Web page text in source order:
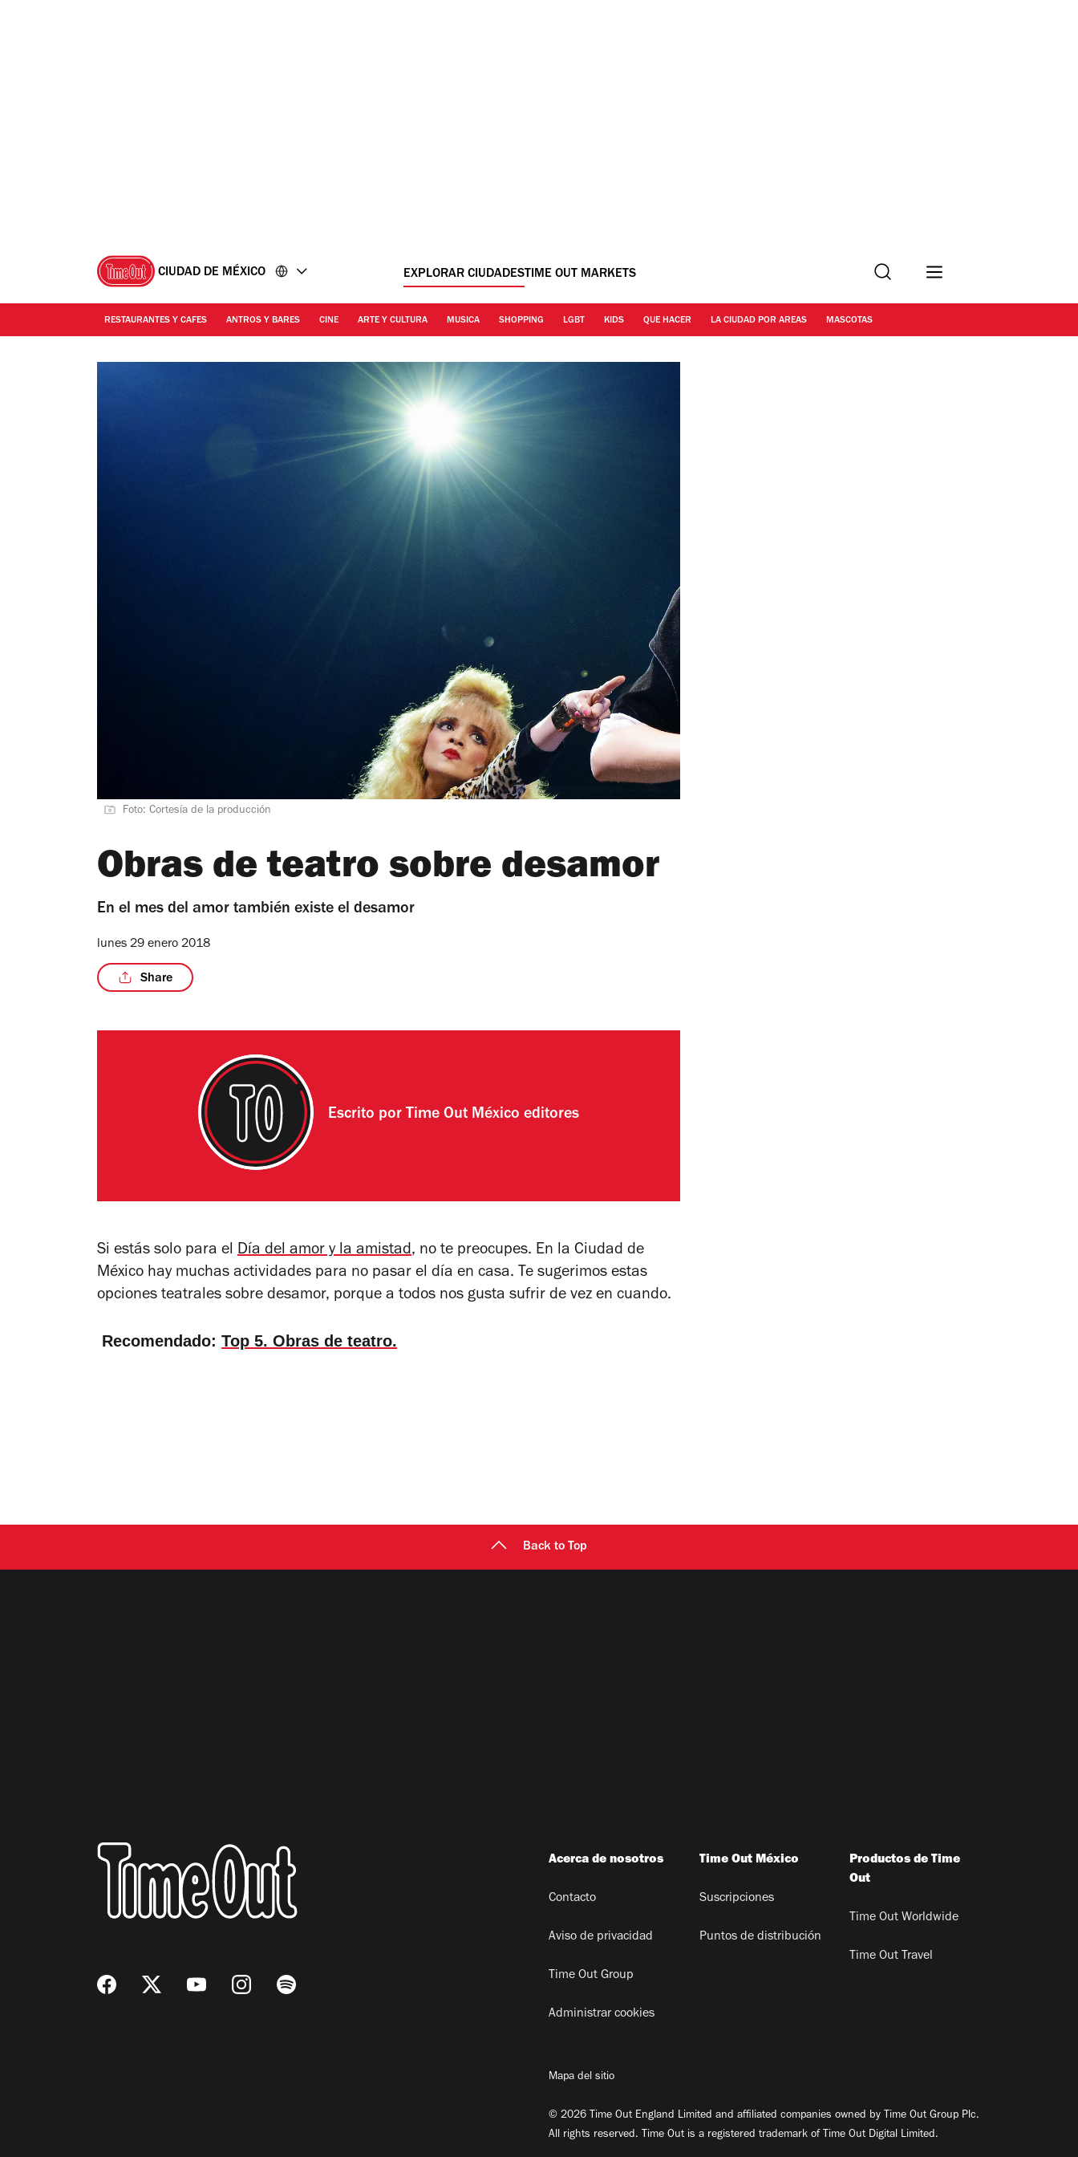
CIUDAD DE MÉXICO EXPLORAR CIUDADESTIME OUT MARKETS Buscar
RESTAURANTES Y CAFES ANTROS Y BARES CINE ARTE Y CULTURA MUSICA SHOPPING LGBT KIDS QUE HACER LA CIUDAD POR AREAS MASCOTAS
Foto: Cortesía de la producción
Obras de teatro sobre desamor
En el mes del amor también existe el desamor
lunes 29 enero 2018
Share
Escrito por Time Out México editores
Si estás solo para el Día del amor y la amistad, no te preocupes. En la Ciudad de
México hay muchas actividades para no pasar el día en casa. Te sugerimos estas
opciones teatrales sobre desamor, porque a todos nos gusta sufrir de vez en cuando.
Recomendado: Top 5. Obras de teatro.
Back to Top
Acerca de nosotros
Contacto
Aviso de privacidad
Time Out Group
Administrar cookies
Time Out México
Suscripciones
Puntos de distribución
Productos de Time
Out
Time Out Worldwide
Time Out Travel
Mapa del sitio
© 2026 Time Out England Limited and affiliated companies owned by Time Out Group Plc.
All rights reserved. Time Out is a registered trademark of Time Out Digital Limited.